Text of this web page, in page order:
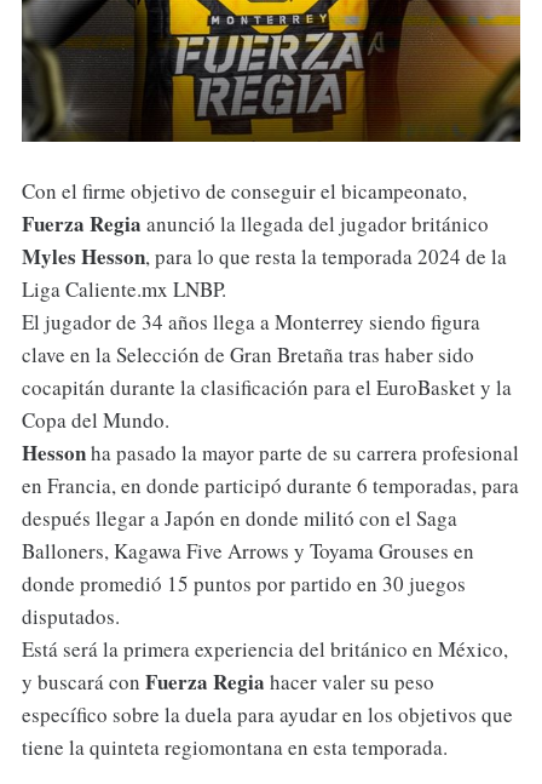
Con el firme objetivo de conseguir el bicampeonato,
Fuerza Regia anunció la llegada del jugador británico
Myles Hesson, para lo que resta la temporada 2024 de la
Liga Caliente.mx LNBP.
El jugador de 34 años llega a Monterrey siendo figura
clave en la Selección de Gran Bretaña tras haber sido
cocapitán durante la clasificación para el EuroBasket y la
Copa del Mundo.
Hessonha pasado la mayor parte de su carrera profesional
en Francia, en donde participó durante 6 temporadas, para
después llegar a Japón en donde militó con el Saga
Balloners, Kagawa Five Arrows y Toyama Grouses en
donde promedió 15 puntos por partido en 30 juegos
disputados.
Está será la primera experiencia del británico en México,
y buscará con Fuerza Regia hacer valer su peso
específico sobre la duela para ayudar en los objetivos que
tiene la quinteta regiomontana en esta temporada.